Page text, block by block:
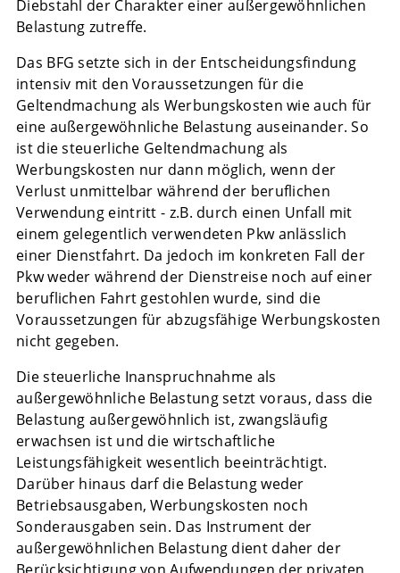
Diebstahl der Charakter einer außergewöhnlichen
Belastung zutreffe.
Das BFG setzte sich in der Entscheidungsfindung
intensiv mit den Voraussetzungen für die
Geltendmachung als Werbungskosten wie auch für
eine außergewöhnliche Belastung auseinander. So
ist die steuerliche Geltendmachung als
Werbungskosten nur dann möglich, wenn der
Verlust unmittelbar während der beruflichen
Verwendung eintritt - z.B. durch einen Unfall mit
einem gelegentlich verwendeten Pkw anlässlich
einer Dienstfahrt. Da jedoch im konkreten Fall der
Pkw weder während der Dienstreise noch auf einer
beruflichen Fahrt gestohlen wurde, sind die
Voraussetzungen für abzugsfähige Werbungskosten
nicht gegeben.
Die steuerliche Inanspruchnahme als
außergewöhnliche Belastung setzt voraus, dass die
Belastung außergewöhnlich ist, zwangsläufig
erwachsen ist und die wirtschaftliche
Leistungsfähigkeit wesentlich beeinträchtigt.
Darüber hinaus darf die Belastung weder
Betriebsausgaben, Werbungskosten noch
Sonderausgaben sein. Das Instrument der
außergewöhnlichen Belastung dient daher der